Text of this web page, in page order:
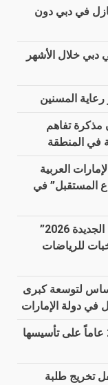
في دبي دون
11 مشروعاً في دبي خلال الأشهر
رعاية المسنين
مذكرة تفاهم
في المنطقة
العربية
المستقبل” في
الرياض تستضيف “مؤتمر الرياضة العالمية الجديدة 2026”
للرياضات
لتوسعة كبرى
في دولة الإمارات
حضانة أوركارد البريطانية تحتفل بمرور 20 عاماً على تأسيسها
تخريج طلبة